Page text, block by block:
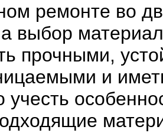
ремонте во
выбор
прочными,
и
учесть